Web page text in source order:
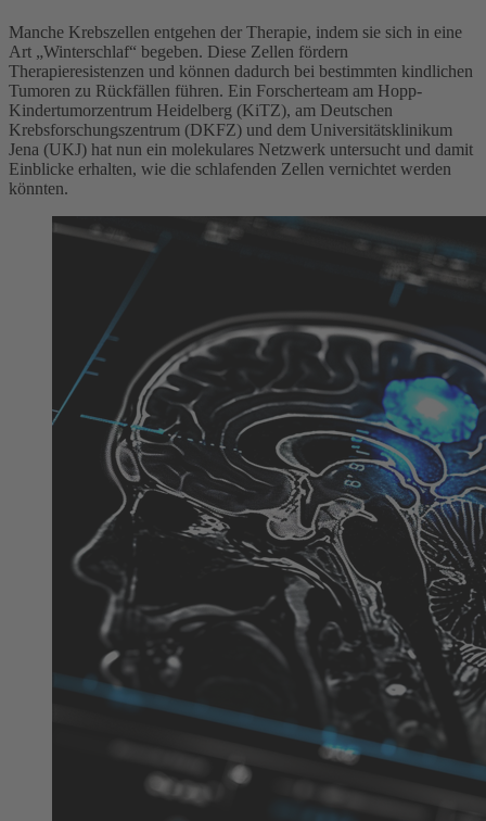
Manche Krebszellen entgehen der Therapie, indem sie sich in eine
Art „Winterschlaf“ begeben. Diese Zellen fördern
Therapieresistenzen und können dadurch bei bestimmten kindlichen
Tumoren zu Rückfällen führen. Ein Forscherteam am Hopp-
Kindertumorzentrum Heidelberg (KiTZ), am Deutschen
Krebsforschungszentrum (DKFZ) und dem Universitätsklinikum
Jena (UKJ) hat nun ein molekulares Netzwerk untersucht und damit
Einblicke erhalten, wie die schlafenden Zellen vernichtet werden
könnten.